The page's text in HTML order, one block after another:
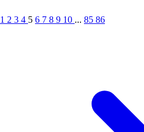
1 2 3 4 5 6 7 8 9 10 ... 85 86